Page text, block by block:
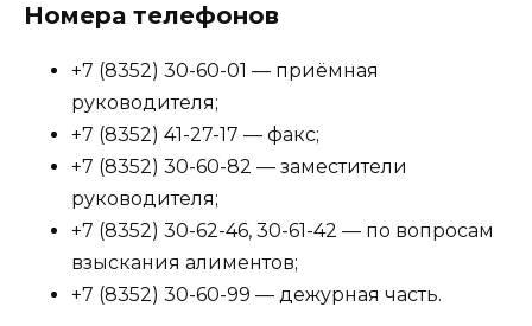
Номера телефонов
+7 (8352) 30-60-01 — приёмная
руководителя;
+7 (8352) 41-27-17 — факс;
+7 (8352) 30-60-82 — заместители
руководителя;
+7 (8352) 30-62-46, 30-61-42 — по вопросам
взыскания алиментов;
+7 (8352) 30-60-99 — дежурная часть.